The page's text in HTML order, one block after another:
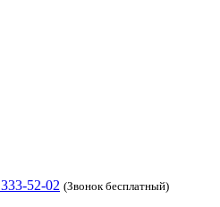
52-02 (Звонок бесплатный)